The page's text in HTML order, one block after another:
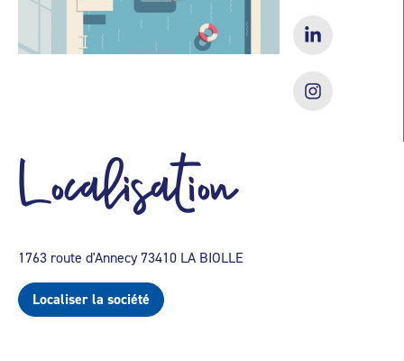
Localisation
1763 route d'Annecy 73410 LA BIOLLE
Localiser la société